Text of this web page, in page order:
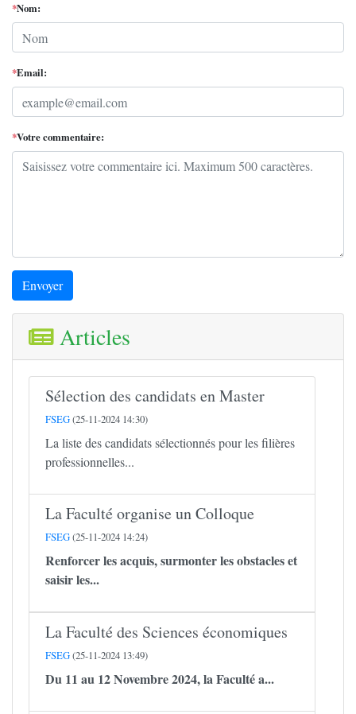
*Nom:
*Email:
*Votre commentaire:
Envoyer
Articles
Sélection des candidats en Master
FSEG(25-11-2024 14:30)
La liste des candidats sélectionnés pour les filières
professionnelles...
La Faculté organise un Colloque
FSEG(25-11-2024 14:24)
Renforcer les acquis, surmonter les obstacles et
saisir les...
La Faculté des Sciences économiques
FSEG(25-11-2024 13:49)
Du 11 au 12 Novembre 2024, la Faculté a...